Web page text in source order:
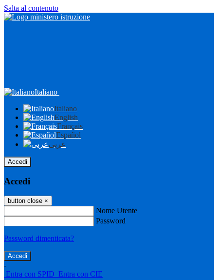
Salta al contenuto
Italiano
Italiano
English
Français
Español
عربى
Accedi
Accedi
button close ×
Nome Utente
Password
Password dimenticata?
-
Entra con SPID Entra con CIE